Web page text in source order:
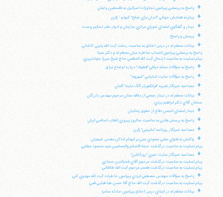
+ پاسخ به پرسشي پيرامون تجاوزات اسرائيل به فلسطين و لبنان
+ پيام به همايش جهاني "اديان براي صلح" كيوتو - ژاپن
+ ديدار و گفتگوي اعضاي شوراي مركزي سازمان و ادوار دفتر تحكيم وحدت
+ پرسش و پاسخ:
+
بيانات معظم له در درس اخلاق به مناسبت رحلت آيت الله يثربي كاشاني
پاسخ به پرسشي پيرامون انتساب مناظره ميان معظم له و دكتر سينا
پيام تسليت به مناسبت ارتحال آيت الله العظمي حاج شيخ ميرزا جوادتبريزي
+ پاسخ به سؤالات مجله عراقي "قطوف" درباره اوضاع عراق
+ پاسخ به سؤالات سايت اينترنتي "شهروند"
+ مصاحبه خبرنگار نشريه "فرانكفورتر آلگ ماينه" آلمان
+
بيانات معظم له در ديدار جمعي از علاقه مندان مرحوم مهندس بازرگان
سخنان آقاي دكتر ابراهيم يزدي:
+ ديدار اعضاي انجمن دفاع از حقوق زندانيان
+ پاسخ به پرسش هايي به مناسبت سالروز پيروزي انقلاب اسلامي ايران
+ مصاحبه خبرنگار روزنامه "مانيچي" ژاپن
+
واكنش به فتواي مفتي سعودي مبني بر انهدام اماكن مقدس شيعيان
پيام تسليت به مناسبت درگذشت حجة الاسلام والمسلمين سيد محمود مطلبي
+
مصاحبه خبرنگار سايت خبري "روزآنلاين"
پيام تسليت به مناسبت درگذشت مرحوم آقاي فخرالدين حجازي
پيام تسليت به مناسبت درگذشت همسر مرحوم آيت الله طالقاني
+
پاسخ به سؤالات مهندس مصطفي ايزدي پيرامون خاطرات آيت الله مهدوي كني
پيام تسليت به مناسبت درگذشت آيت الله حاج آقا حسن طباطبايي قمي
+
بيانات معظم له در ابتداي درس اخلاق پيرامون حادثه سامرا